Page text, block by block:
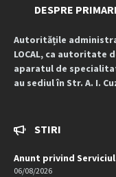
DESPRE
Autoritățile
LOCAL, ca autoritate
aparatul de
au sediul în Str. A. I.
STIRI
Anunt privind
06/08/2026